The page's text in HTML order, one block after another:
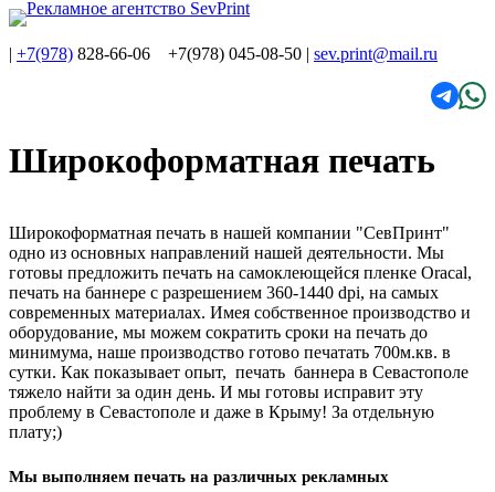
| +7(978) 828-66-06 +7(978) 045-08-50 | sev.print@mail.ru
Широкоформатная печать
Широкоформатная печать в нашей компании "СевПринт"
одно из основных направлений нашей деятельности. Мы
готовы предложить печать на самоклеющейся пленке Oracal,
печать на баннере с разрешением 360-1440 dpi, на самых
современных материалах. Имея собственное производство и
оборудование, мы можем сократить сроки на печать до
минимума, наше производство готово печатать 700м.кв. в
сутки. Как показывает опыт, печать баннера в Севастополе
тяжело найти за один день. И мы готовы исправит эту
проблему в Севастополе и даже в Крыму! За отдельную
плату;)
Мы выполняем печать на различных рекламных